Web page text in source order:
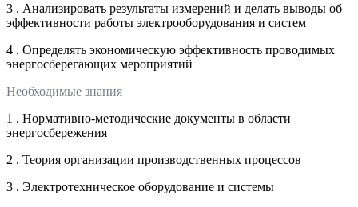
3 . Анализировать результаты измерений и делать выводы об
эффективности работы электрооборудования и систем
4 . Определять экономическую эффективность проводимых
энергосберегающих мероприятий
Необходимые знания
1 . Нормативно-методические документы в области
энергосбережения
2 . Теория организации производственных процессов
3 . Электротехническое оборудование и системы